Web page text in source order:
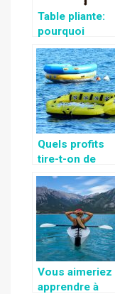
Table pliante:
pourquoi
choisir le
propylène
comme
matériau?
Quels profits
tire-t-on de
l’achat d’un
canape
gonflable?
Vous aimeriez
apprendre à